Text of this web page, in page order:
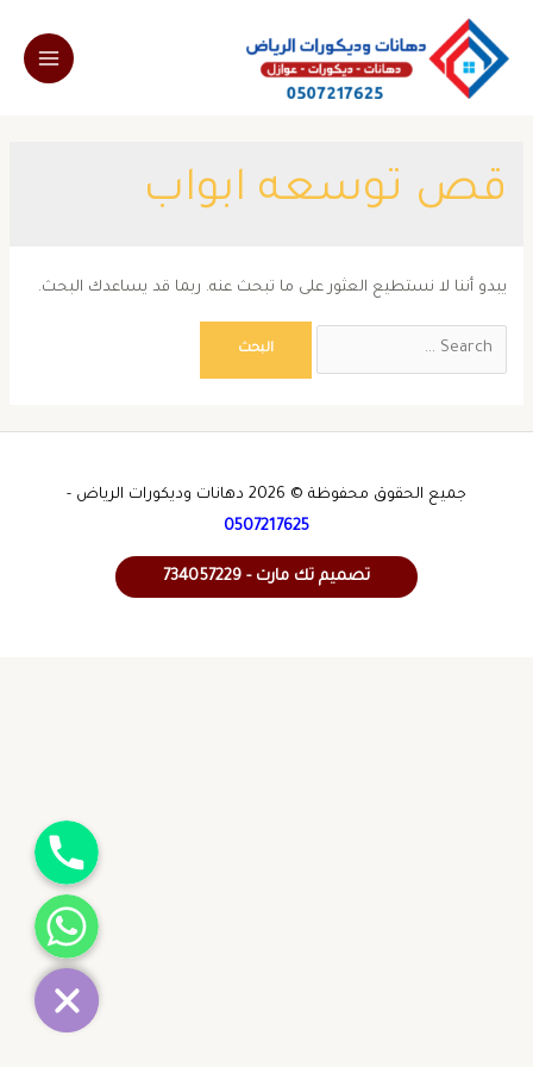
المحتوى
Main
قص توسعه ابواب
يبدو أننا لا نستطيع العثور على ما تبحث عنه. ربما قد يساعدك البحث.
Search
جميع الحقوق محفوظة © 2026 دهانات وديكورات الرياض -
0507217625
تصميم تك مارت - 734057229
جوال
واتساب